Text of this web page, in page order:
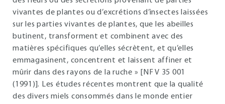
vivantes de plantes ou d’excrétions d’insectes laissées
sur les parties vivantes de plantes, que les abeilles
butinent, transforment et combinent avec des
matières spécifiques qu’elles sécrètent, et qu’elles
emmagasinent, concentrent et laissent affiner et
mûrir dans des rayons de la ruche » [NF V 35 001
(1991)]. Les études récentes montrent que la qualité
des divers miels consommés dans le monde entier